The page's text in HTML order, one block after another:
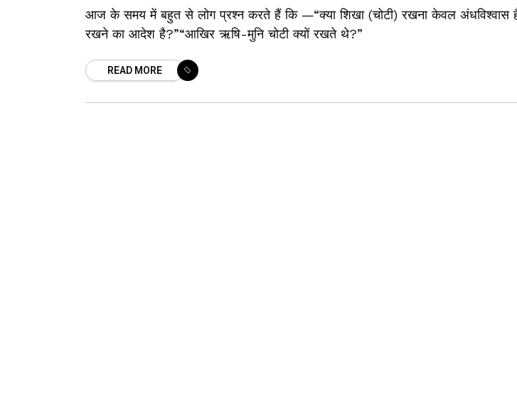
आज के समय में बहुत से लोग प्रश्न करते हैं कि —“क्या शिखा (चोटी) रखना केवल अंधविश्वास
रखने का आदेश है?”“आखिर ऋषि-मुनि चोटी क्यों रखते थे?”
READ MORE